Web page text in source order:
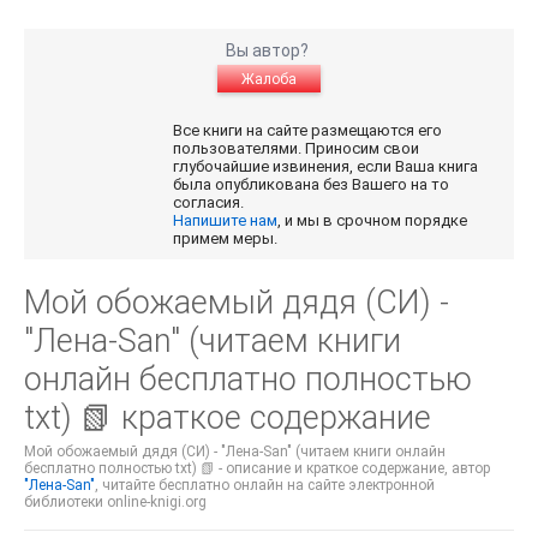
Вы автор?
Жалоба
Все книги на сайте размещаются его
пользователями. Приносим свои
глубочайшие извинения, если Ваша книга
была опубликована без Вашего на то
согласия.
Напишите нам , и мы в срочном порядке
примем меры.
Мой обожаемый дядя (СИ) -
"Лена-San" (читаем книги
онлайн бесплатно полностью
txt) 📗 краткое содержание
Мой обожаемый дядя (СИ) - "Лена-San" (читаем книги онлайн
бесплатно полностью txt) 📗 - описание и краткое содержание, автор
"Лена-San" , читайте бесплатно онлайн на сайте электронной
библиотеки online-knigi.org